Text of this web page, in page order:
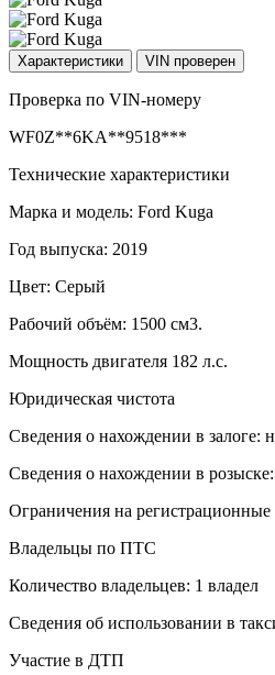
Характеристики VIN проверен
Проверка по VIN-номеру
WF0Z**6KA**9518***
Технические характеристики
Марка и модель: Ford Kuga
Год выпуска: 2019
Цвет: Серый
Рабочий объём: 1500 см3.
Мощность двигателя 182 л.с.
Юридическая чистота
Сведения о нахождении в залоге:
Сведения о нахождении в
Ограничения на
Владельцы по ПТС
Количество владельцев: 1 владел
Сведения об использовании в
Участие в ДТП